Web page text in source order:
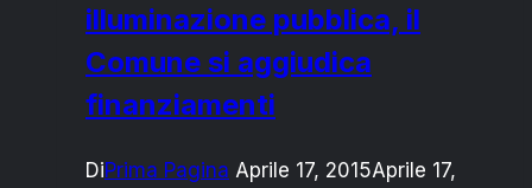
GRATIS
illuminazione pubblica, il
Comune si aggiudica
finanziamenti
DiPrima Pagina Aprile 17, 2015Aprile 17,